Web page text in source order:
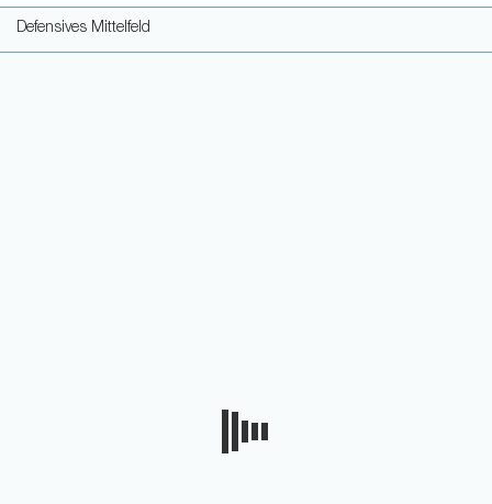
Defensives Mittelfeld